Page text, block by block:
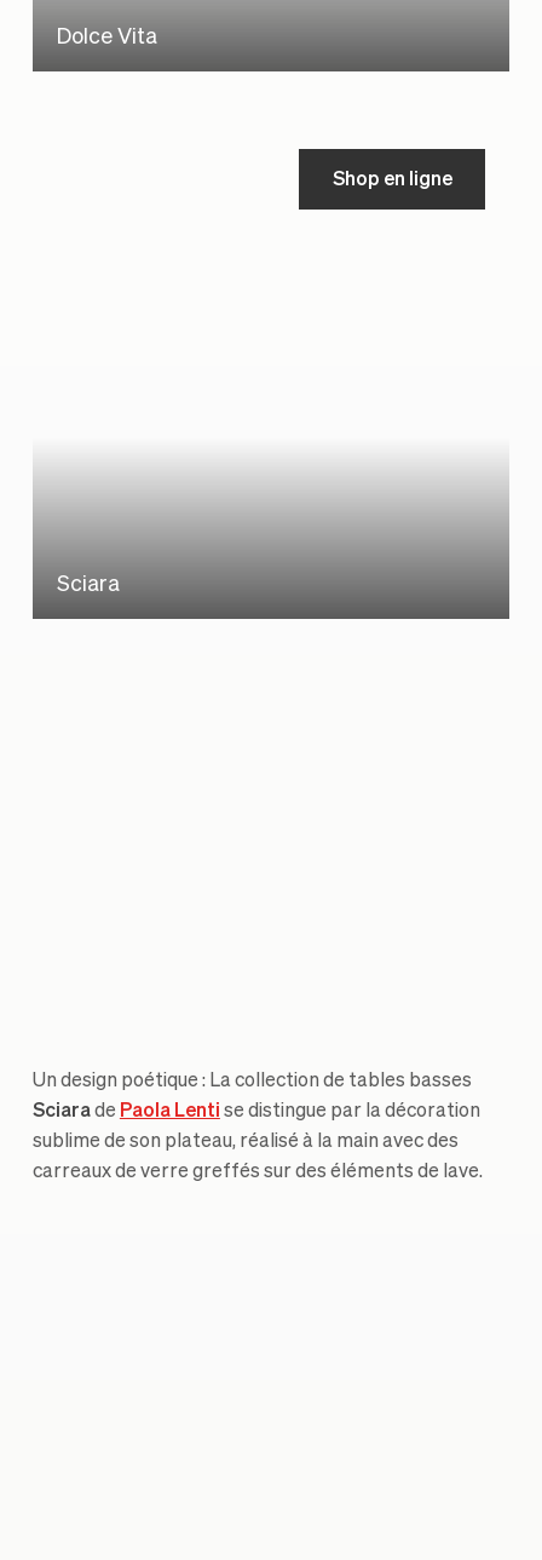
Dolce Vita
Sciara
Shop en ligne
Un design poétique : La collection de tables basses
Sciarade Paola Lenti se distingue par la décoration
sublime de son plateau, réalisé à la main avec des
carreaux de verre greffés sur des éléments de lave.